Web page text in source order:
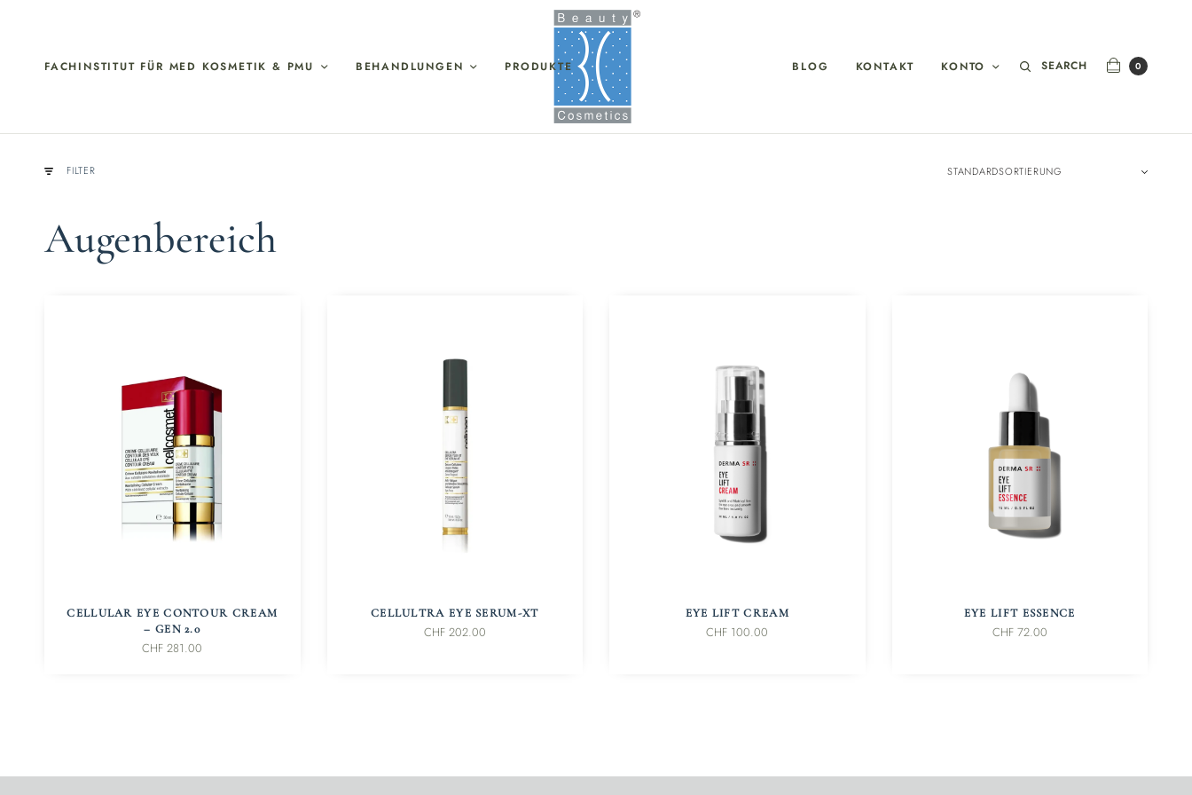
FACHINSTITUT FÜR MED KOSMETIK & PMU BEHANDLUNGEN PRODUKTE BLOG KONTAKT KONTO SEARCH 0
FILTER
Augenbereich
IN DEN WARENKORB
CELLULAR EYE CONTOUR CREAM
– GEN 2.0
CHF 281.00
IN DEN WARENKORB
CELLULTRA EYE SERUM-XT
CHF202.00
IN DEN WARENKORB
EYE LIFT CREAM
CHF 100.00
IN DEN WARENKORB
EYE LIFT ESSENCE
CHF72.00